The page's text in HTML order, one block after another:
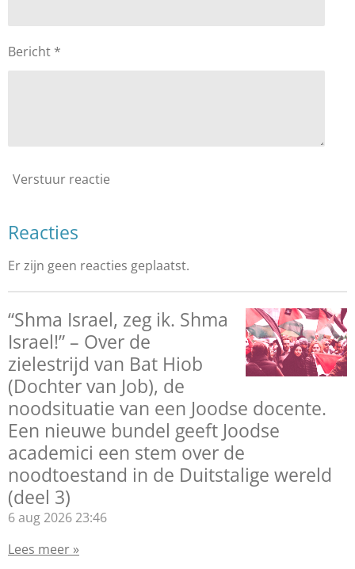
Bericht *
Verstuur reactie
Reacties
Er zijn geen reacties geplaatst.
“Shma Israel, zeg ik. Shma
Israel!” – Over de
zielestrijd van Bat Hiob
(Dochter van Job), de
noodsituatie van een Joodse docente.
Een nieuwe bundel geeft Joodse
academici een stem over de
noodtoestand in de Duitstalige wereld
(deel 3)
6 aug 2026 23:46
Lees meer »